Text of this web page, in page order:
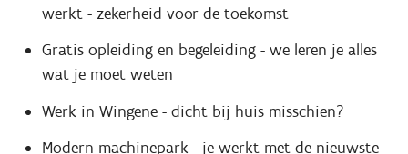
werkt - zekerheid voor de toekomst
Gratis opleiding en begeleiding - we leren je alles
wat je moet weten
Werk in Wingene - dicht bij huis misschien?
Modern machinepark - je werkt met de nieuwste